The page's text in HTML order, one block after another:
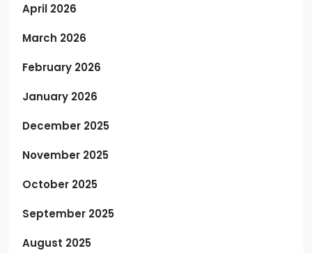
April 2026
March 2026
February 2026
January 2026
December 2025
November 2025
October 2025
September 2025
August 2025